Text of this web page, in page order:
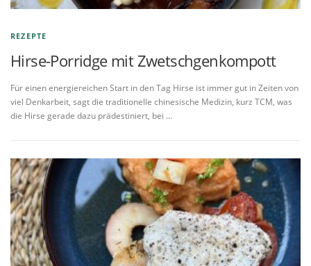
REZEPTE
Hirse-Porridge mit Zwetschgenkompott
Für einen energiereichen Start in den Tag Hirse ist immer gut in Zeiten von
viel Denkarbeit, sagt die traditionelle chinesische Medizin, kurz TCM, was
die Hirse gerade dazu prädestiniert, bei …